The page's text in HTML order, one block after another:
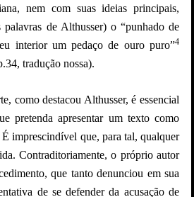
nem com suas ideias principais,
palavras de Althusser) o “punhado de
interior um pedaço de ouro puro”4
tradução nossa).
como destacou Althusser, é essencial
pretenda apresentar um texto como
É imprescindível que, para tal, qualquer
Contraditoriamente, o próprio autor
que tanto denunciou em sua
de se defender da acusação de